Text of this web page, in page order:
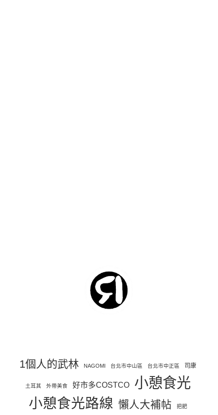
1個人的武林 NAGOMI 台北市中山區 台北市中正區 司康
土耳其 外帶美食 好市多COSTCO 小憩食光
小憩食光路線 懶人大補帖 把肥